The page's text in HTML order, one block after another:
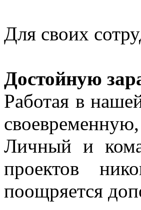
Для своих
Достойную
Работая в
Личный и
проектов
поощряется